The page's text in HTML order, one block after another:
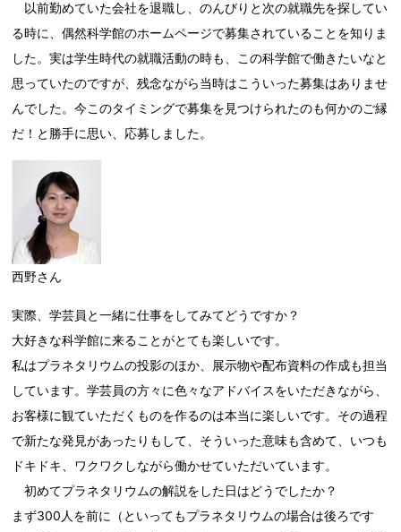
以前勤めていた会社を退職し、のんびりと次の就職先を探してい
る時に、偶然科学館のホームページで募集されていることを知りま
した。実は学生時代の就職活動の時も、この科学館で働きたいなと
思っていたのですが、残念ながら当時はこういった募集はありませ
んでした。今このタイミングで募集を見つけられたのも何かのご縁
だ！と勝手に思い、応募しました。
西野さん
実際、学芸員と一緒に仕事をしてみてどうですか？
大好きな科学館に来ることがとても楽しいです。
私はプラネタリウムの投影のほか、展示物や配布資料の作成も担当
しています。学芸員の方々に色々なアドバイスをいただきながら、
お客様に観ていただくものを作るのは本当に楽しいです。その過程
で新たな発見があったりもして、そういった意味も含めて、いつも
ドキドキ、ワクワクしながら働かせていただいています。
初めてプラネタリウムの解説をした日はどうでしたか？
まず300人を前に（といってもプラネタリウムの場合は後ろです